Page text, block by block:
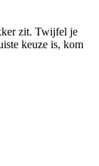
zit. Twijfel je
keuze is, kom